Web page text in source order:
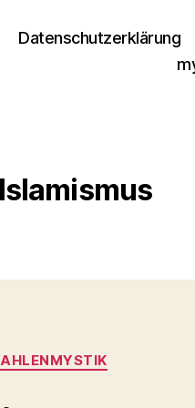
Datenschutzerklärung
Islamismus